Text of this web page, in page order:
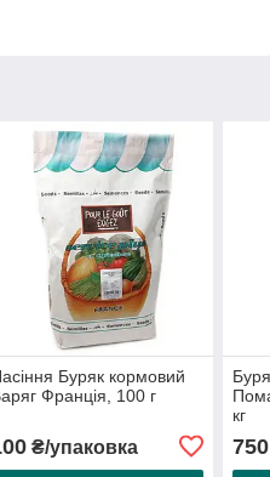
Буряк кормовий
Франція, 100 г
₴/упаковка
кг
750